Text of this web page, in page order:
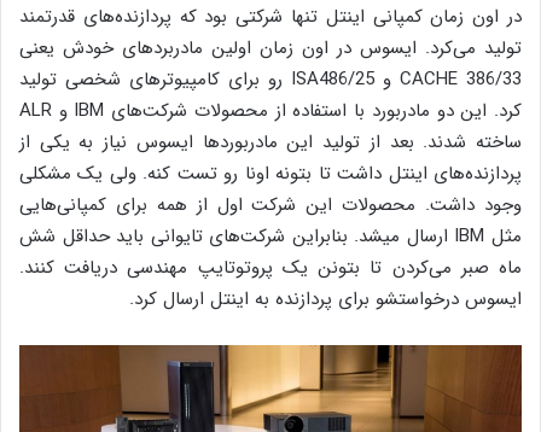
در اون زمان کمپانی اینتل تنها شرکتی بود که پردازنده‌های قدرتمند
تولید می‌کرد. ایسوس در اون زمان اولین مادربردهای خودش یعنی
CACHE 386/33 و ISA486/25 رو برای کامپیوترهای شخصی تولید
کرد. این دو مادربورد با استفاده از محصولات شرکت‌های IBM و ALR
ساخته شدند. بعد از تولید این مادربوردها ایسوس نیاز به یکی از
پردازنده‌های اینتل داشت تا بتونه اونا رو تست کنه. ولی یک مشکلی
وجود داشت. محصولات این شرکت اول از همه برای کمپانی‌هایی
مثل IBM ارسال میشد. بنابراین شرکت‌های تایوانی باید حداقل شش
ماه صبر می‌‌کردن تا بتونن یک پروتوتایپ مهندسی دریافت کنند.
ایسوس درخواستشو برای پردازنده‌ به اینتل ارسال کرد.